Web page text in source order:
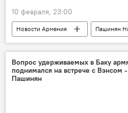
10 февраля, 23:00
Новости Армения
Пашинян
Россия
Политика
Вопрос удерживаемых в Баку
поднимался на встрече с Вэнсом -
Пашинян